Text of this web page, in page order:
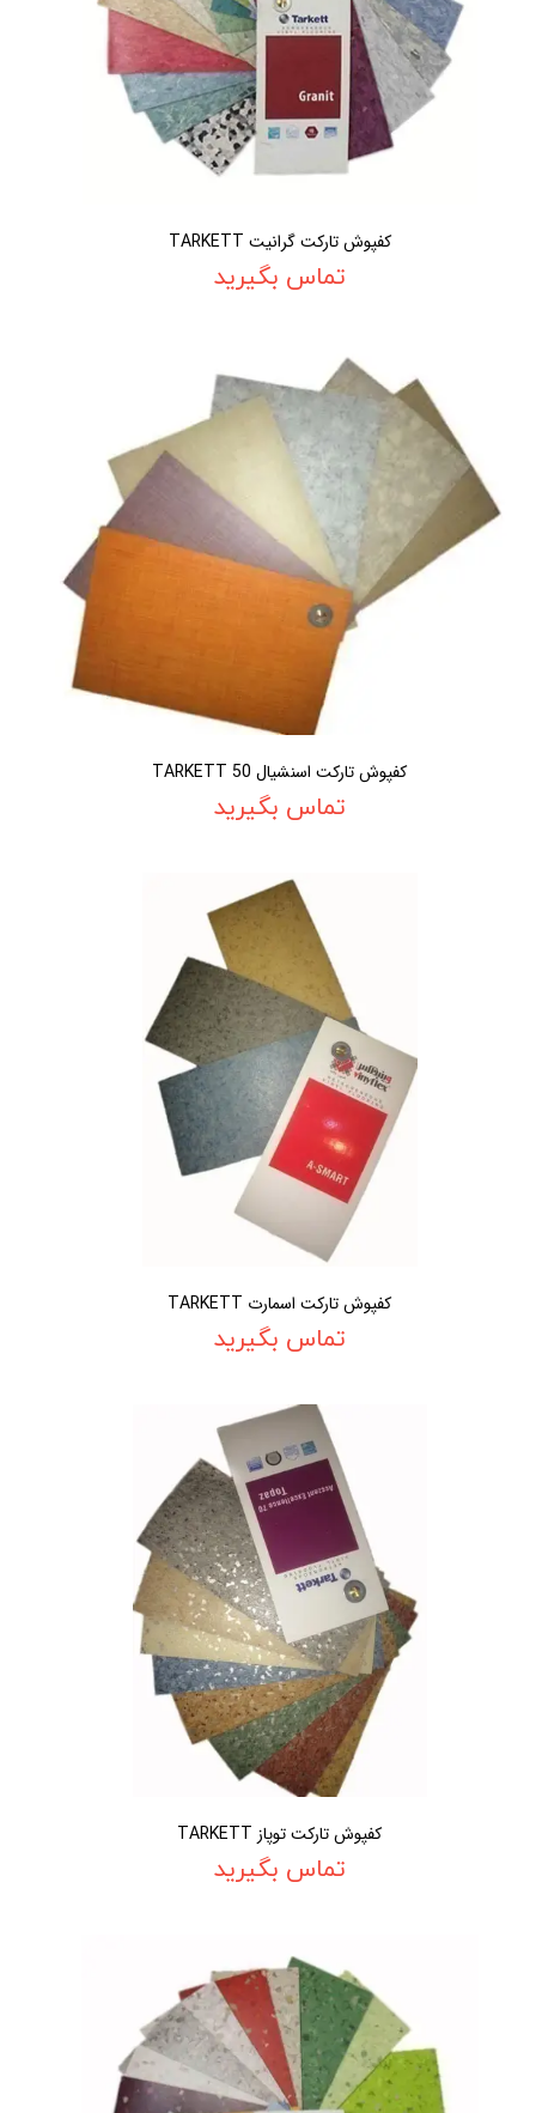
کفپوش تارکت گرانیت TARKETT
تماس بگیرید
کفپوش تارکت اسنشیال 50 TARKETT
تماس بگیرید
کفپوش تارکت اسمارت TARKETT
تماس بگیرید
کفپوش تارکت توپاز TARKETT
تماس بگیرید